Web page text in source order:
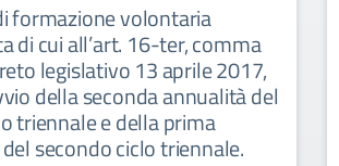
formazione volontaria
di cui all’art. 16-ter, comma
legislativo 13 aprile 2017,
della seconda annualità del
triennale e della prima
secondo ciclo triennale.